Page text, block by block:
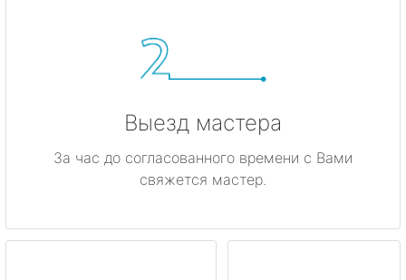
Выезд мастера
За час до согласованного времени с Вами
свяжется мастер.